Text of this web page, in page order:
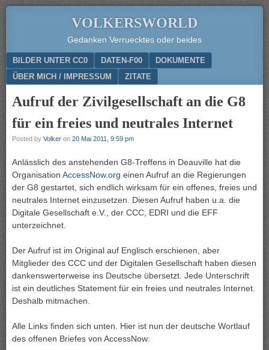
VOLKERSWORLD
Gedanken Verruecktes oder beides
Menu
SKIP TO CONTENT
BILDER UNTER CC0 DATEN-F00
DOKUMENTE
ÜBER MICH / IMPRESSUM
ZITATE
Aufruf der Zivilgesellschaft an die G8
für ein freies und neutrales Internet
Posted by Volker on 20 Mai 2011, 9:59 pm
Anlässlich des anstehenden G8-Treffens in Deauville hat die
Organisation AccessNow.org einen Aufruf an die Regierungen
der G8 gestartet, sich endlich wirksam für ein offenes, freies und
neutrales Internet einzusetzen. Diesen Aufruf haben u.a. die
Digitale Gesellschaft e.V., der CCC, EDRI und die EFF
unterzeichnet.
Der Aufruf ist im Original auf Englisch erschienen, aber
Mitglieder des CCC und der Digitalen Gesellschaft haben diesen
dankenswerterweise ins Deutsche übersetzt. Jede Unterschrift
ist ein deutliches Statement für ein freies und neutrales Internet.
Deshalb mitmachen.
Alle Links finden sich unten. Hier ist nun der deutsche Wortlauf
des offenen Briefes von AccessNow: